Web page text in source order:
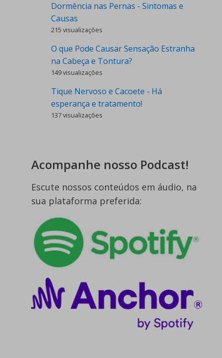
Dormência nas Pernas - Sintomas e
Causas
215 visualizações
O que Pode Causar Sensação Estranha
na Cabeça e Tontura?
149 visualizações
Tique Nervoso e Cacoete - Há
esperança e tratamento!
137 visualizações
Acompanhe nosso Podcast!
Escute nossos conteúdos em áudio, na
sua plataforma preferida: